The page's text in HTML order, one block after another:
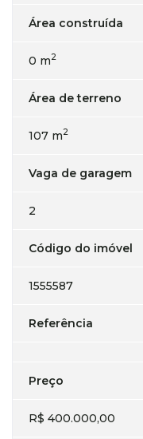
Área construída
0 m2
Área de terreno
107 m2
Vaga de garagem
2
Código do imóvel
1555587
Referência
Preço
R$ 400.000,00